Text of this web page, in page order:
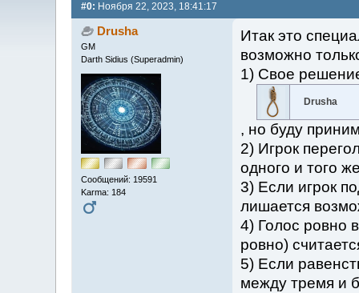
#0: Ноября 22, 2023, 18:41:17
Drusha
GM
Darth Sidius (Superadmin)
Сообщений: 19591
Karma: 184
Итак это
возможно
1) Свое
Drusha
, но буду
2) Игрок
одного и того
3) Если игрок
лишается
4) Голос ровно
ровно)
5) Если
между тремя и